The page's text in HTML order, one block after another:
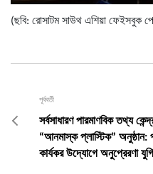
(ছবি: রোসাটম সাউথ এশিয়া ফেইসবুক
পূর্ববর্তী
সর্বসাধারণ পারমাণবিক তথ্য
“আনমাস্ক প্লাস্টিক” অনুষ্ঠান:
কার্যকর উদ্যোগে অনুপ্রেরণা